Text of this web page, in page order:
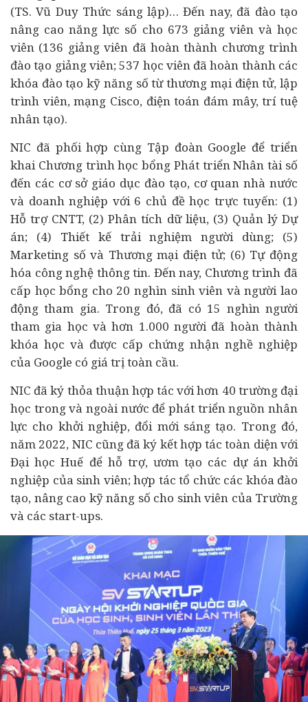
(TS. Vũ Duy Thức sáng lập)… Đến nay, đã đào tạo
nâng cao năng lực số cho 673 giảng viên và học
viên (136 giảng viên đã hoàn thành chương trình
đào tạo giảng viên; 537 học viên đã hoàn thành các
khóa đào tạo kỹ năng số từ thương mại điện tử, lập
trình viên, mạng Cisco, điện toán đám mây, trí tuệ
nhân tạo).
NIC đã phối hợp cùng Tập đoàn Google để triển
khai Chương trình học bổng Phát triển Nhân tài số
đến các cơ sở giáo dục đào tạo, cơ quan nhà nước
và doanh nghiệp với 6 chủ đề học trực tuyến: (1)
Hỗ trợ CNTT, (2) Phân tích dữ liệu, (3) Quản lý Dự
án; (4) Thiết kế trải nghiệm người dùng; (5)
Marketing số và Thương mại điện tử; (6) Tự động
hóa công nghệ thông tin. Đến nay, Chương trình đã
cấp học bổng cho 20 nghìn sinh viên và người lao
động tham gia. Trong đó, đã có 15 nghìn người
tham gia học và hơn 1.000 người đã hoàn thành
khóa học và được cấp chứng nhận nghề nghiệp
của Google có giá trị toàn cầu.
NIC đã ký thỏa thuận hợp tác với hơn 40 trường đại
học trong và ngoài nước để phát triển nguồn nhân
lực cho khởi nghiệp, đổi mới sáng tạo. Trong đó,
năm 2022, NIC cũng đã ký kết hợp tác toàn diện với
Đại học Huế để hỗ trợ, ươm tạo các dự án khởi
nghiệp của sinh viên; hợp tác tổ chức các khóa đào
tạo, nâng cao kỹ năng số cho sinh viên của Trường
và các start-ups.